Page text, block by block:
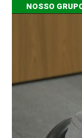
NOSSO